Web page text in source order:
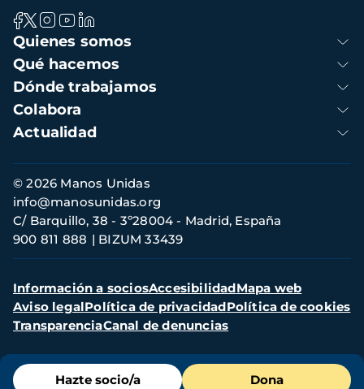
Menú
Hazte socio/a Dona
Navegación
principal
Quienes somos
Qué hacemos
Dónde trabajamos
Colabora
Actualidad
Información
de
contacto
© 2026 Manos Unidas
C/ Barquillo, 38 - 3º28004 - Madrid, España
900 811 888
BIZUM 33439
info@manosunidas.org
Menú
secundario
Información a sociosAccesibilidadMapa web
Aviso legalPolítica de privacidadPolítica de cookies
TransparenciaCanal de denuncias